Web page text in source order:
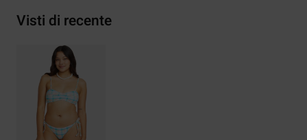
Visti di recente